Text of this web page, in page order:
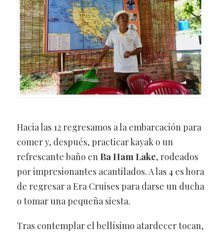
Hacia las 12 regresamos a la embarcación para
comer y, después, practicar kayak o un
refrescante baño enBa Ham Lake, rodeados
por impresionantes acantilados. A las 4 es hora
de regresar a Era Cruises para darse un ducha
o tomar una pequeña siesta.
Tras contemplar el bellísimo atardecer tocan,